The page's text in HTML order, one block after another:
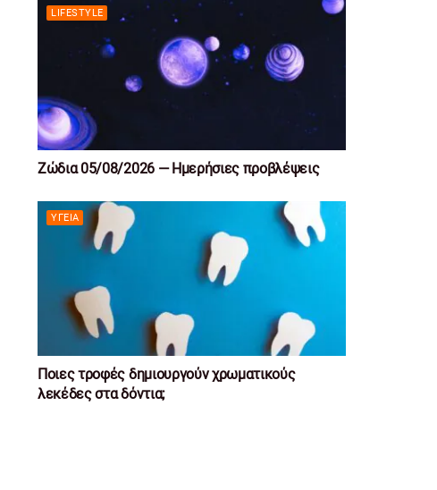
LIFESTYLE
Ζώδια 05/08/2026 — Ημερήσιες προβλέψεις
ΥΓΕΊΑ
Ποιες τροφές δημιουργούν χρωματικούς
λεκέδες στα δόντια;